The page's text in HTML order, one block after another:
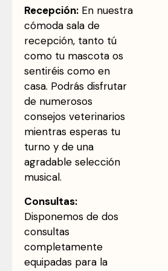
Recepción: En nuestra
cómoda sala de
recepción, tanto tú
como tu mascota os
sentiréis como en
casa. Podrás disfrutar
de numerosos
consejos veterinarios
mientras esperas tu
turno y de una
agradable selección
musical.
Consultas:
Disponemos de dos
consultas
completamente
equipadas para la